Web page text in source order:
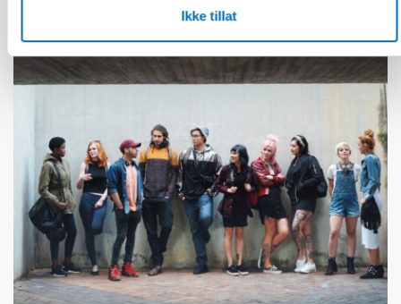
Ikke tillat